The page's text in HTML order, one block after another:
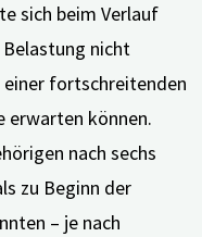
sich beim Verlauf
nicht
einer fortschreitenden
erwarten können.
nach sechs
zu Beginn der
– je nach